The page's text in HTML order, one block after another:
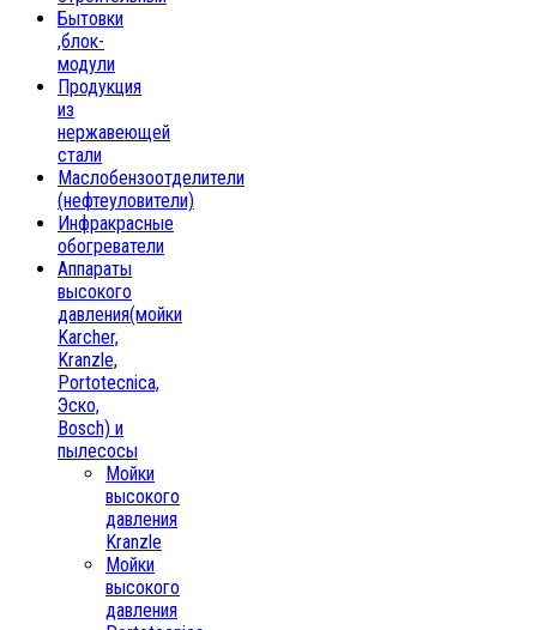
Бытовки
,блок-
модули
Продукция
из
нержавеющей
стали
Маслобензоотделители
(нефтеуловители)
Инфракрасные
обогреватели
Аппараты
высокого
давления(мойки
Karcher,
Kranzle,
Portotecnica,
Эско,
Bosch) и
пылесосы
Мойки
высокого
давления
Kranzle
Мойки
высокого
давления